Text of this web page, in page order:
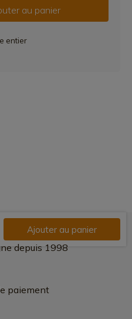
au panier
entier
Ajouter au panier
depuis 1998
paiement